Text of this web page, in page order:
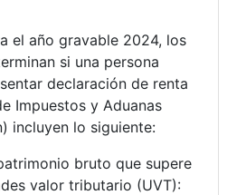
el año gravable 2024, los
si una persona
declaración de renta
Impuestos y Aduanas
incluyen lo siguiente:
bruto que supere
valor tributario (UVT):